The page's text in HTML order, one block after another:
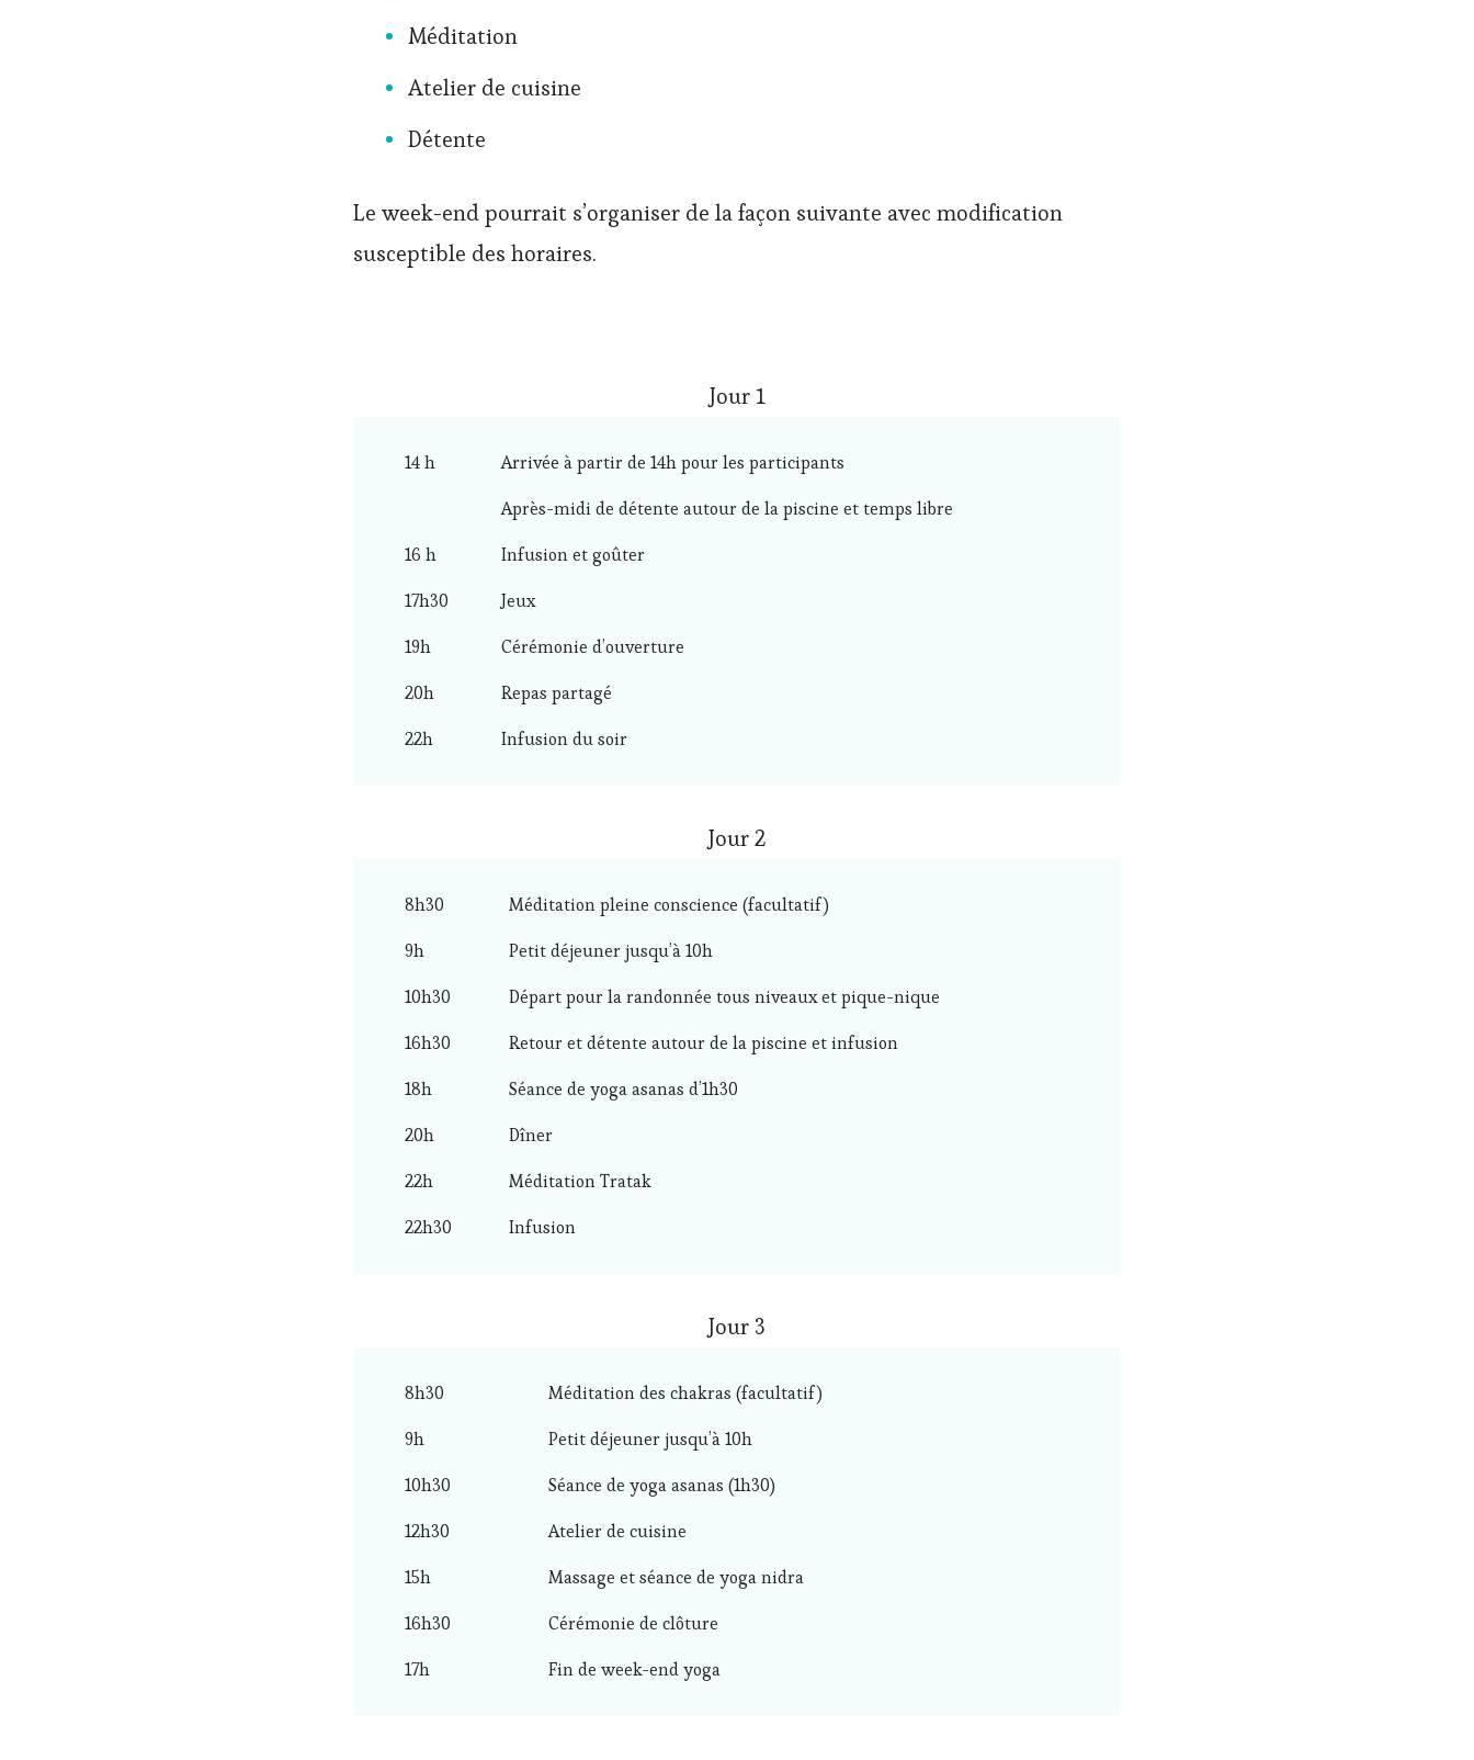
Méditation
Atelier de cuisine
Détente
Le week-end pourrait s’organiser de la façon suivante avec modification
susceptible des horaires.
Jour 1
14 h
Arrivée à partir de 14h pour les participants
Après-midi de détente autour de la piscine et temps libre
16 h
Infusion et goûter
17h30
Jeux
19h
Cérémonie d’ouverture
20h
Repas partagé
22h
Infusion du soir
Jour 2
8h30
Méditation pleine conscience (facultatif)
9h
Petit déjeuner jusqu’à 10h
10h30
Départ pour la randonnée tous niveaux et pique-nique
16h30
Retour et détente autour de la piscine et infusion
18h
Séance de yoga asanas d’1h30
20h
Dîner
22h
Méditation Tratak
22h30
Infusion
Jour 3
8h30
Méditation des chakras (facultatif)
9h
Petit déjeuner jusqu’à 10h
10h30
Séance de yoga asanas (1h30)
12h30
Atelier de cuisine
15h
Massage et séance de yoga nidra
16h30
Cérémonie de clôture
17h
Fin de week-end yoga